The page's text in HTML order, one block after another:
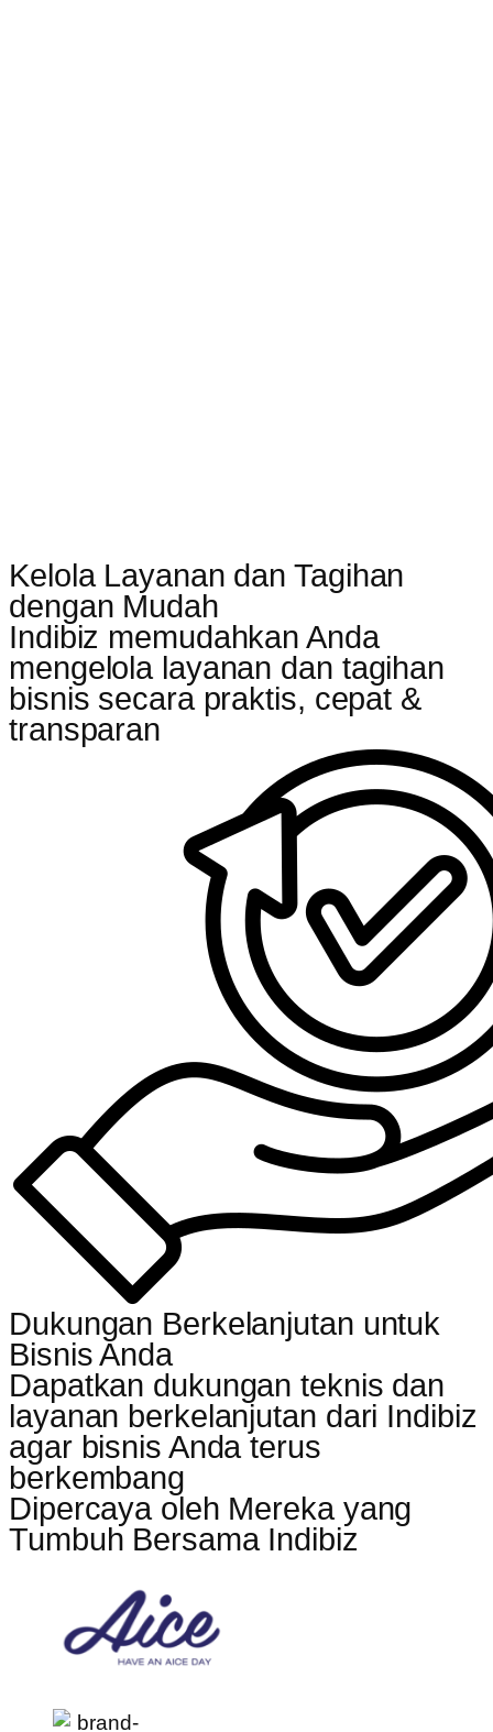
Kelola Layanan dan Tagihan
dengan Mudah
Indibiz memudahkan Anda
mengelola layanan dan tagihan
bisnis secara praktis, cepat &
transparan
Dukungan Berkelanjutan untuk
Bisnis Anda
Dapatkan dukungan teknis dan
layanan berkelanjutan dari Indibiz
agar bisnis Anda terus
berkembang
Dipercaya oleh Mereka yang
Tumbuh Bersama Indibiz